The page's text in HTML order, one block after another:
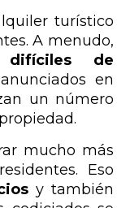
turístico
A menudo,
difíciles de
en
un número
mucho más
Eso
y también